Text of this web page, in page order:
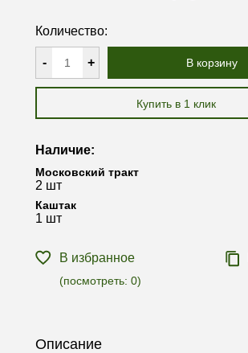
Количество:
- + В корзину
Купить в 1 клик
Наличие:
Московский тракт
2 шт
Каштак
1 шт
В избранное
(посмотреть: 0)
Описание